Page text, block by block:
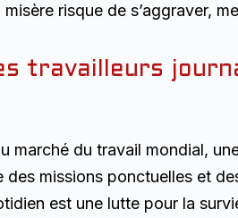
risque de s’aggraver,
travailleurs
marché du travail mondial,
missions ponctuelles et
est une lutte pour la